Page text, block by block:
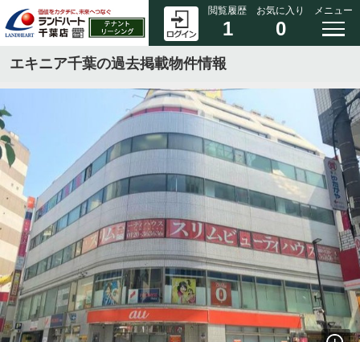
閲覧履歴
1
お気に入り
0
メニュー
エキニア千葉の過去掲載物件情報